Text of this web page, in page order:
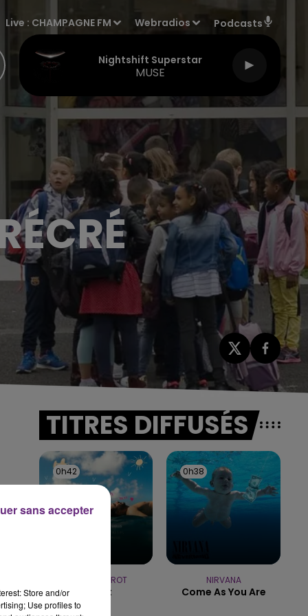
Live : CHAMPAGNE FM Webradios Podcasts
Nightshift Superstar
MUSE
TITRES DIFFUSÉS
0h42
0h42
JEREMY FREROT
Frerot
0h38
0h38
NIRVANA
Come As You Are
Store and/or
Use profiles to
sans accepter